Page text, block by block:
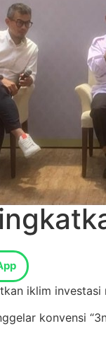
iklim investasi
konvensi “3